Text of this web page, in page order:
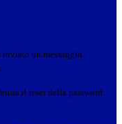
inviato un messaggio
il reset della password